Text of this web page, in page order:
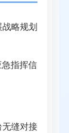
略规划
指挥信
无缝对接